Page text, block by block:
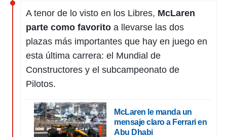
A tenor de lo visto en los Libres, McLaren
parte como favorito a llevarse las dos
plazas más importantes que hay en juego en
esta última carrera: el Mundial de
Constructores y el subcampeonato de
Pilotos.
McLaren le manda un
mensaje claro a Ferrari en
Abu Dhabi